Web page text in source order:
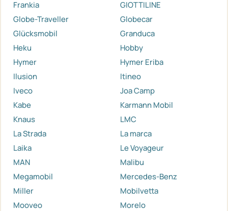
Frankia
GIOTTILINE
Globe-Traveller
Globecar
Glücksmobil
Granduca
Heku
Hobby
Hymer
Hymer Eriba
Ilusion
Itineo
Iveco
Joa Camp
Kabe
Karmann Mobil
Knaus
LMC
La Strada
La marca
Laika
Le Voyageur
MAN
Malibu
Megamobil
Mercedes-Benz
Miller
Mobilvetta
Mooveo
Morelo